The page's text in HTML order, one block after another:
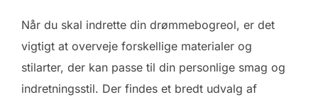
Når du skal indrette din drømmebogreol, er det
vigtigt at overveje forskellige materialer og
stilarter, der kan passe til din personlige smag og
indretningsstil. Der findes et bredt udvalg af